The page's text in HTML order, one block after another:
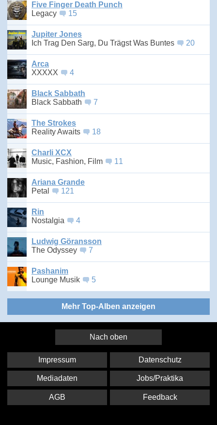
Five Finger Death Punch
Legacy
15
Jupiter Jones
Ich Trag Den Sarg, Du Trägst Was Buntes
20
Arca
XXXXX
4
Black Sabbath
Black Sabbath
7
The Strokes
Reality Awaits
18
Charli XCX
Music, Fashion, Film
11
Ariana Grande
Petal
121
Rin
Nostalgia
4
Ludwig Göransson
The Odyssey
7
Pashanim
Lounge Musik
5
Mehr Top-Alben anzeigen
Nach oben
Impressum Datenschutz
Mediadaten Jobs/Praktika
AGB Feedback